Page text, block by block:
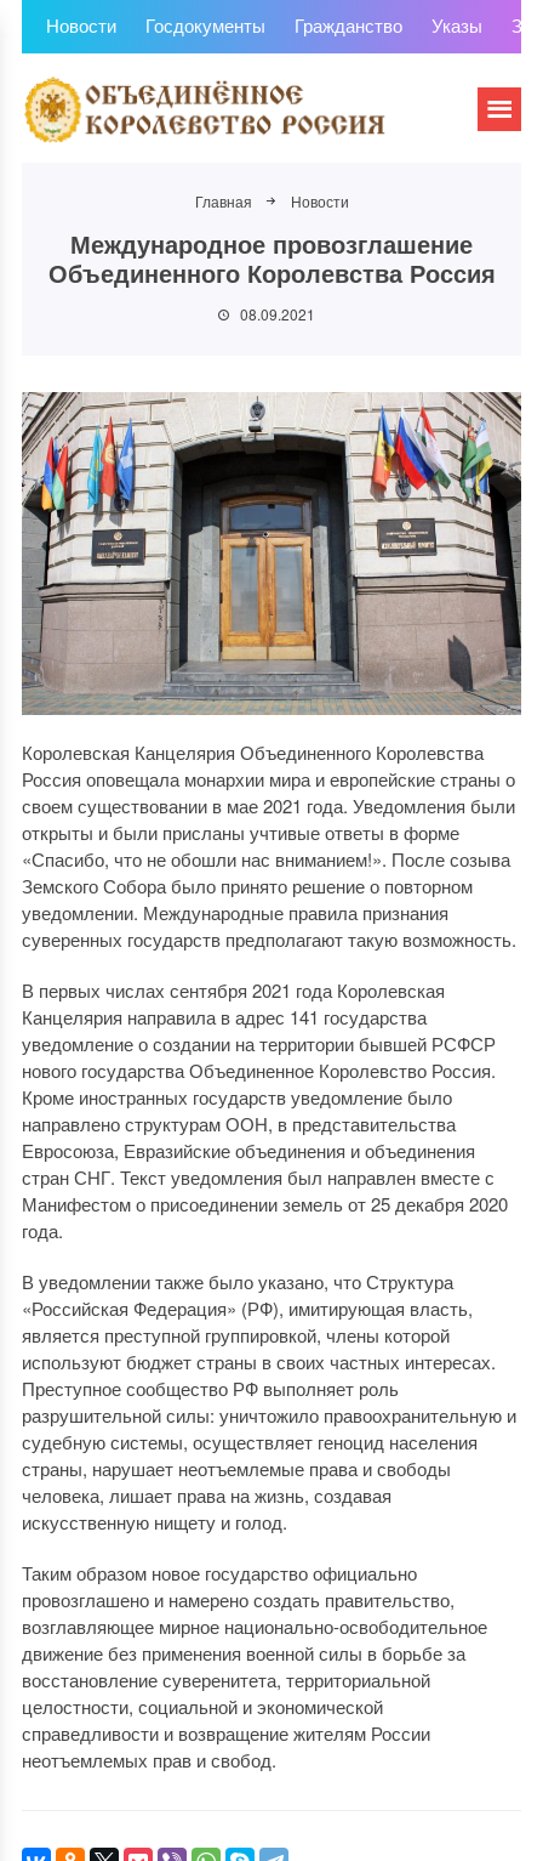
Новости Госдокументы Гражданство Указы
Главная Новости
Международное провозглашение
Объединенного Королевства Россия
08.09.2021
Королевская Канцелярия Объединенного Королевства
Россия оповещала монархии мира и европейские страны о
своем существовании в мае 2021 года. Уведомления были
открыты и были присланы учтивые ответы в форме
«Спасибо, что не обошли нас вниманием!». После созыва
Земского Собора было принято решение о повторном
уведомлении. Международные правила признания
суверенных государств предполагают такую возможность.
В первых числах сентября 2021 года Королевская
Канцелярия направила в адрес 141 государства
уведомление о создании на территории бывшей РСФСР
нового государства Объединенное Королевство Россия.
Кроме иностранных государств уведомление было
направлено структурам ООН, в представительства
Евросоюза, Евразийские объединения и объединения
стран СНГ. Текст уведомления был направлен вместе с
Манифестом о присоединении земель от 25 декабря 2020
года.
В уведомлении также было указано, что Структура
«Российская Федерация» (РФ), имитирующая власть,
является преступной группировкой, члены которой
используют бюджет страны в своих частных интересах.
Преступное сообщество РФ выполняет роль
разрушительной силы: уничтожило правоохранительную и
судебную системы, осуществляет геноцид населения
страны, нарушает неотъемлемые права и свободы
человека, лишает права на жизнь, создавая
искусственную нищету и голод.
Таким образом новое государство официально
провозглашено и намерено создать правительство,
возглавляющее мирное национально-освободительное
движение без применения военной силы в борьбе за
восстановление суверенитета, территориальной
целостности, социальной и экономической
справедливости и возвращение жителям России
неотъемлемых прав и свобод.